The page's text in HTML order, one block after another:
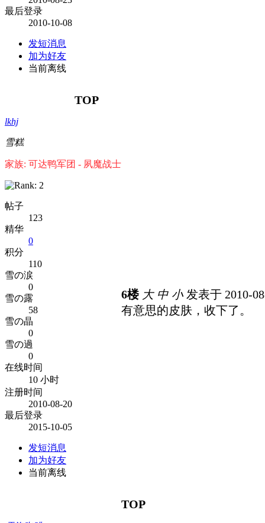
最后登录
2010-10-08
发短消息
加为好友
当前离线
TOP
lkhj
雪糕
家族: 可达鸭军团 - 夙魔战士
帖子
123
精华
0
积分
110
雪の涙
0
雪の露
58
雪の晶
0
雪の過
0
在线时间
10 小时
注册时间
2010-08-20
最后登录
2015-10-05
发短消息
加为好友
当前离线
6楼 大 中 小 发表于 2010-
有意思的皮肤，收下了。
TOP